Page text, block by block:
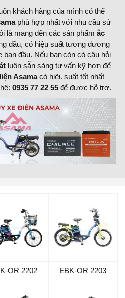
khách hàng của mình có thể
phù hợp nhất với nhu cầu sử
là mang đến các sản phẩm ắc
đầu, có hiệu suất tương đương
ban đầu. Nếu bạn còn có câu hỏi
luôn sẵn sàng tư vấn kỹ hơn để
Asamacó hiệu suất tốt nhất
0935 77 22 55 để được hỗ trợ.
OR 2202 EBK-OR 2203